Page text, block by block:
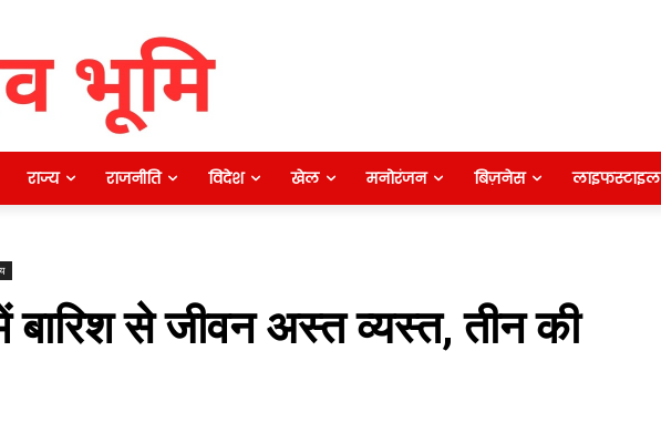
राज्य राजनीति विदेश खेल मनोरंजन बिज़नेस लाइफस्टाइल
बारिश से जीवन अस्त व्यस्त, तीन की